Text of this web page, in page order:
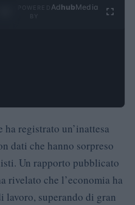
Ad hubMedia
registrato un’inattesa
dati che hanno sorpreso
Un rapporto pubblicato
rivelato che l’economia ha
lavoro, superando di gran